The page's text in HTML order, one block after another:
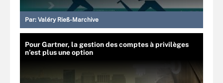
Par: Valéry Rieß-Marchive
Pour Gartner, la gestion des comptes à privilèges
n’est plus une option